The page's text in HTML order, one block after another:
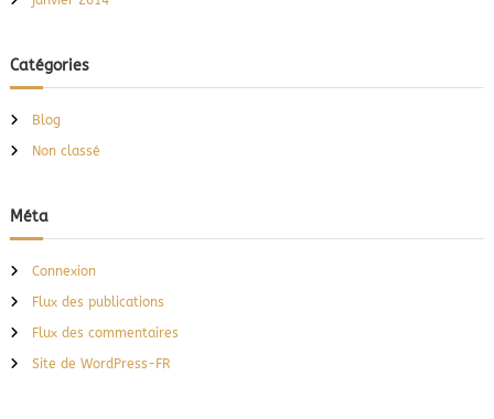
Catégories
Blog
Non classé
Méta
Connexion
Flux des publications
Flux des commentaires
Site de WordPress-FR